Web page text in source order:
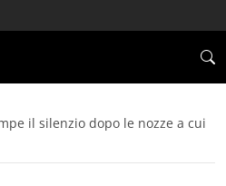
il silenzio dopo le nozze a cui